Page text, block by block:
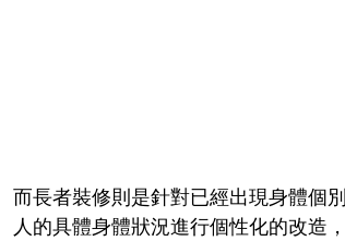
而長者裝修則是針對已經出現身體個
人的具體身體狀況進行個性化的改造